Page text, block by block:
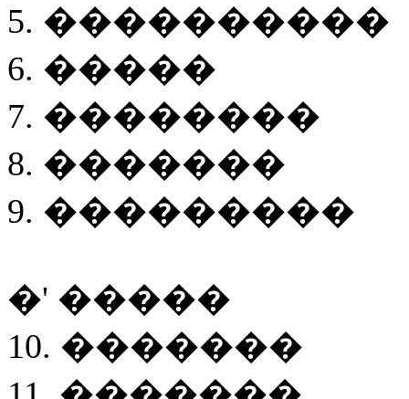
5. ����������
6. �����
7. ��������
8. �������
9. ���������
�' �����
10. �������